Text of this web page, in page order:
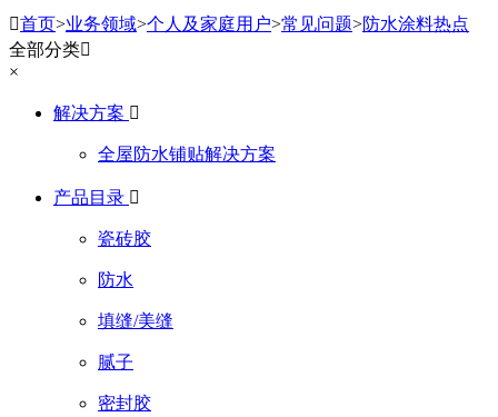
首页>业务领域>个人及家庭用户>常见问题>防水涂料热点
全部分类
×
解决方案 
全屋防水铺贴解决方案
产品目录 
瓷砖胶
防水
填缝/美缝
腻子
密封胶